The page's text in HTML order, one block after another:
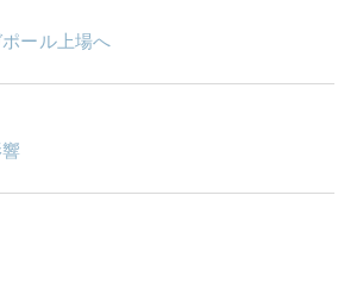
ール上場へ